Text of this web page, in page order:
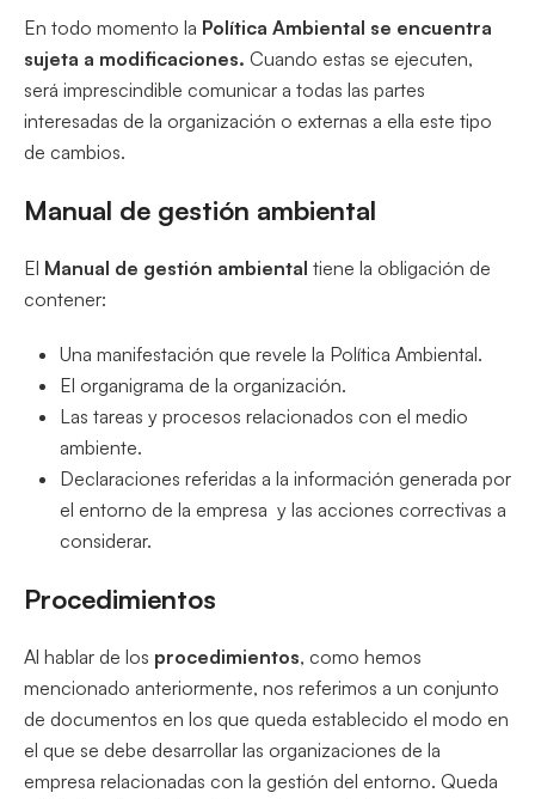
En todo momento la Política Ambiental se encuentra
sujeta a modificaciones. Cuando estas se ejecuten,
será imprescindible comunicar a todas las partes
interesadas de la organización o externas a ella este tipo
de cambios.
Manual de gestión ambiental
El Manual de gestión ambiental tiene la obligación de
contener:
Una manifestación que revele la Política Ambiental.
El organigrama de la organización.
Las tareas y procesos relacionados con el medio
ambiente.
Declaraciones referidas a la información generada por
el entorno de la empresa y las acciones correctivas a
considerar.
Procedimientos
Al hablar de los procedimientos, como hemos
mencionado anteriormente, nos referimos a un conjunto
de documentos en los que queda establecido el modo en
el que se debe desarrollar las organizaciones de la
empresa relacionadas con la gestión del entorno. Queda